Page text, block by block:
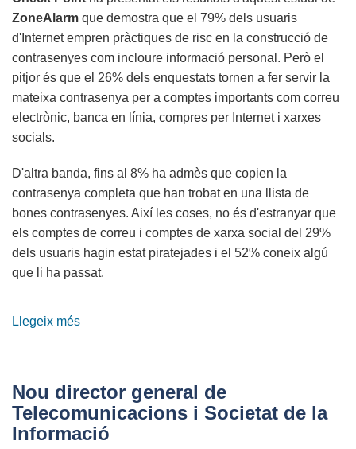
ZoneAlarm que demostra que el 79% dels usuaris
d'Internet empren pràctiques de risc en la construcció de
contrasenyes com incloure informació personal. Però el
pitjor és que el 26% dels enquestats tornen a fer servir la
mateixa contrasenya per a comptes importants com correu
electrònic, banca en línia, compres per Internet i xarxes
socials.
D'altra banda, fins al 8% ha admès que copien la
contrasenya completa que han trobat en una llista de
bones contrasenyes. Així les coses, no és d'estranyar que
els comptes de correu i comptes de xarxa social del 29%
dels usuaris hagin estat piratejades i el 52% coneix algú
que li ha passat.
Llegeix més
punt
més
feble
Nou director general de
Telecomunicacions i Societat de la
Informació